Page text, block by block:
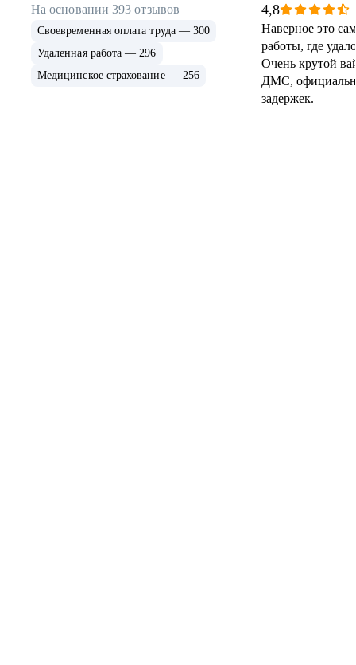
На основании393 отзывов
Своевременная оплата труда — 300
Удаленная работа — 296
Медицинское страхование — 256
4,8
Наверное это
работы, где
Очень крутой
ДМС,
задержек.